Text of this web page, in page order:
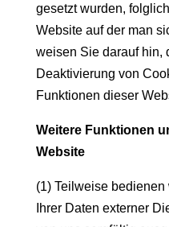
gesetzt wurden,
Website auf der man
weisen Sie darauf hin,
Deaktivierung von
Funktionen dieser
Weitere Funktionen
Website
(1) Teilweise
Ihrer Daten externer